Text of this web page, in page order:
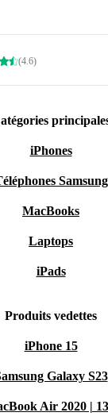
(4.6)
iPhones
Samsung
MacBooks
Laptops
iPads
Produits vedettes
iPhone 15
Galaxy S23
Air 2020 |